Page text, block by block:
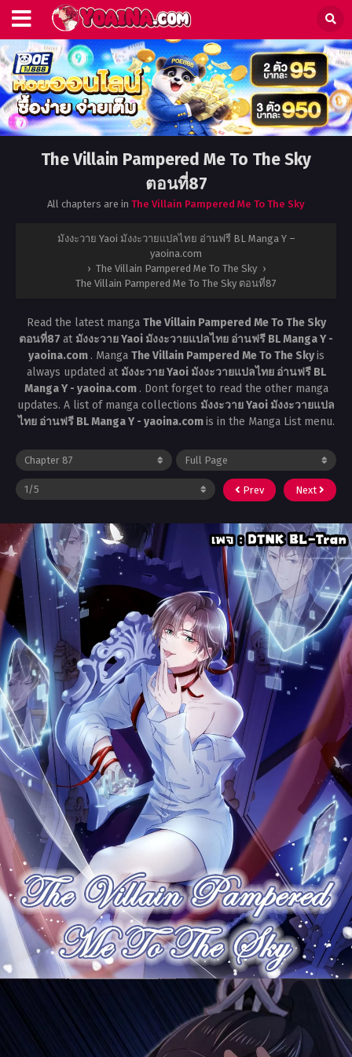
The Villain Pampered Me To The Sky
ตอนที่87
All chapters are in The Villain Pampered Me To The Sky
มังงะวาย Yaoi มังงะวายแปลไทย อ่านฟรี BL Manga Y –
yaoina.com
› The Villain Pampered Me To The Sky ›
The Villain Pampered Me To The Sky ตอนที่87
Read the latest manga The Villain Pampered Me To The Sky
ตอนที่87 at มังงะวาย Yaoi มังงะวายแปลไทย อ่านฟรี BL Manga Y -
yaoina.com . Manga The Villain Pampered Me To The Skyis
always updated at มังงะวาย Yaoi มังงะวายแปลไทย อ่านฟรี BL
Manga Y - yaoina.com . Dont forget to read the other manga
updates. A list of manga collections มังงะวาย Yaoi มังงะวายแปล
ไทย อ่านฟรี BL Manga Y - yaoina.comis in the Manga List menu.
Prev Next